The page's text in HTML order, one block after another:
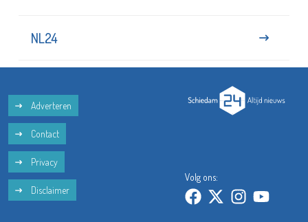
NL24
Adverteren
Contact
Privacy
Disclaimer
Volg ons: